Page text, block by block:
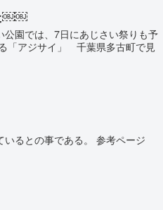
￼￼
園では、7日にあじさい祭りも予
「アジサイ」 千葉県多古町で見
るとの事である。 参考ページ